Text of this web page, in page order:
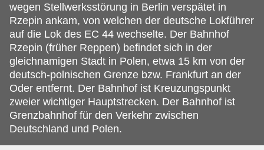
wegen Stellwerksstörung in Berlin verspätet in
Rzepin ankam, von welchen der deutsche Lokführer
auf die Lok des EC 44 wechselte. Der Bahnhof
Rzepin (früher Reppen) befindet sich in der
gleichnamigen Stadt in Polen, etwa 15 km von der
deutsch-polnischen Grenze bzw. Frankfurt an der
Oder entfernt. Der Bahnhof ist Kreuzungspunkt
zweier wichtiger Hauptstrecken. Der Bahnhof ist
Grenzbahnhof für den Verkehr zwischen
Deutschland und Polen.